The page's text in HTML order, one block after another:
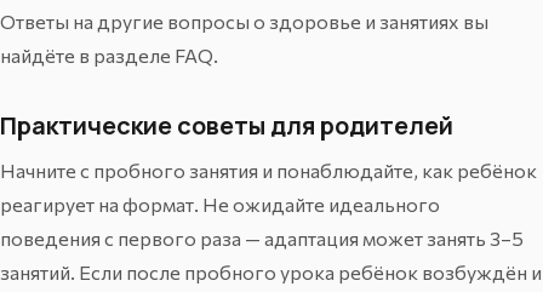
Ответы на другие вопросы о здоровье и занятиях вы
найдёте в разделе FAQ.
Практические советы для родителей
Начните с пробного занятия и понаблюдайте, как ребёнок
реагирует на формат. Не ожидайте идеального
поведения с первого раза — адаптация может занять 3–5
занятий. Если после пробного урока ребёнок возбуждён и